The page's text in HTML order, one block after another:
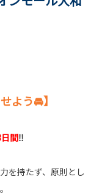
よう🚘】
間‼️
を持たず、原則とし